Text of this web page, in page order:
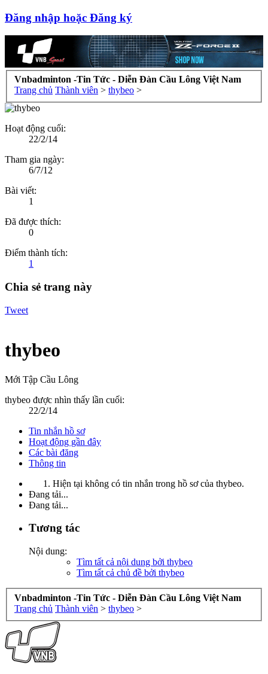
Đăng nhập hoặc Đăng ký
Vnbadminton -Tin Tức - Diễn Đàn Cầu Lông Việt Nam
Trang chủ Thành viên > thybeo >
Hoạt động cuối:
22/2/14
Tham gia ngày:
6/7/12
Bài viết:
1
Đã được thích:
0
Điểm thành tích:
1
Chia sẻ trang này
Tweet
thybeo
Mới Tập Cầu Lông
thybeo được nhìn thấy lần cuối:
22/2/14
Tin nhắn hồ sơ
Hoạt động gần đây
Các bài đăng
Thông tin
Hiện tại không có tin nhắn trong hồ sơ của thybeo.
Đang tải...
Đang tải...
Tương tác
Nội dung:
Tìm tất cả nội dung bởi thybeo
Tìm tất cả chủ đề bởi thybeo
Vnbadminton -Tin Tức - Diễn Đàn Cầu Lông Việt Nam
Trang chủ Thành viên > thybeo >